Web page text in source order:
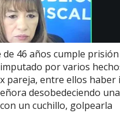
46 años cumple
por varios
pareja, entre ellos haber
desobedeciendo
un cuchillo, golpearla